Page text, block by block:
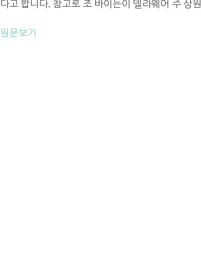
다고 합니다. 참고로 조 바이든이 델라웨어 주 상
원문보기